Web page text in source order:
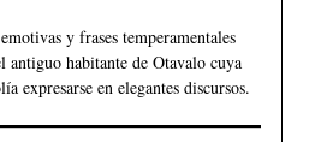
y frases temperamentales
antiguo habitante de Otavalo cuya
expresarse en elegantes discursos.